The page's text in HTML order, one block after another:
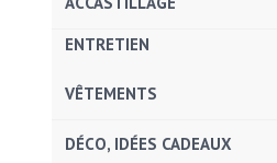
ENTRETIEN
VÊTEMENTS
DÉCO, IDÉES CADEAUX